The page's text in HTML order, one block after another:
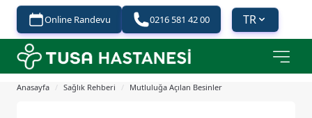
Online Randevu 0216 581 42 00 TR
Anasayfa / Sağlık Rehberi / Mutluluğa Açılan Besinler